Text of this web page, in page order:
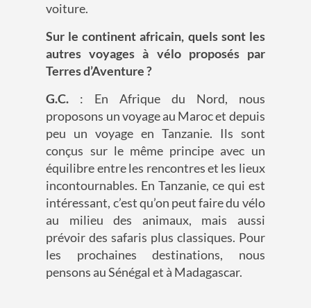
voiture.
Sur le continent africain, quels sont les
autres voyages à vélo proposés par
Terres d’Aventure ?
G.C. : En Afrique du Nord, nous
proposons un voyage au Maroc et depuis
peu un voyage en Tanzanie. Ils sont
conçus sur le même principe avec un
équilibre entre les rencontres et les lieux
incontournables. En Tanzanie, ce qui est
intéressant, c’est qu’on peut faire du vélo
au milieu des animaux, mais aussi
prévoir des safaris plus classiques. Pour
les prochaines destinations, nous
pensons au Sénégal et à Madagascar.